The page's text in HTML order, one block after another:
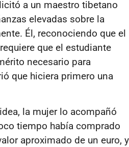
a un maestro tibetano
elevadas sobre la
Él, reconociendo que el
que el estudiante
necesario para
que hiciera primero una
la mujer lo acompañó
tiempo había comprado
aproximado de un euro, y